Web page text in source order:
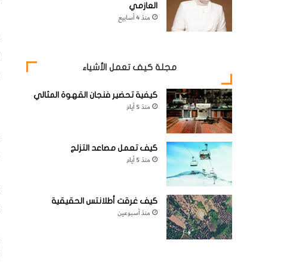
العازمي
منذ 4 أسابيع
مجلة كيف تعمل الأشياء
كيفية تحضير فنجان القهوة المثالي
منذ 5 أيام
كيف تعمل مصاعد التزلج
منذ 5 أيام
كيف غرقت أطلانتس الحقيقية
منذ أسبوعين